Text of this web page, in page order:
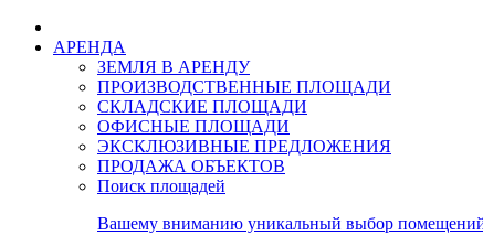
АРЕНДА
ЗЕМЛЯ В АРЕНДУ
ПРОИЗВОДСТВЕННЫЕ ПЛОЩАДИ
СКЛАДСКИЕ ПЛОЩАДИ
ОФИСНЫЕ ПЛОЩАДИ
ЭКСКЛЮЗИВНЫЕ ПРЕДЛОЖЕНИЯ
ПРОДАЖА ОБЪЕКТОВ
Поиск площадей
Вашему вниманию уникальный выбор помещений